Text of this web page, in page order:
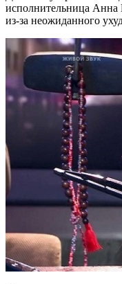
исполнительница Анна
из-за неожиданного